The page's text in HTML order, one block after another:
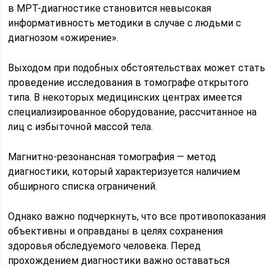
в МРТ-диагностике становится невысокая
информативность методики в случае с людьми с
диагнозом «ожирение».
Выходом при подобных обстоятельствах может стать
проведение исследования в томографе открытого
типа. В некоторых медицинских центрах имеется
специализированное оборудование, рассчитанное на
лиц с избыточной массой тела.
Магнитно-резонансная томография — метод
диагностики, который характеризуется наличием
обширного списка ограничений.
Однако важно подчеркнуть, что все противопоказания
объективны и оправданы в целях сохранения
здоровья обследуемого человека. Перед
прохождением диагностики важно оставаться